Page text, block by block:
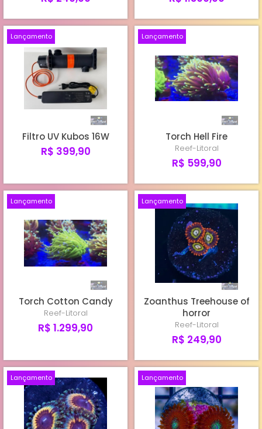
Lançamento
Filtro UV Kubos 16W
R$ 399,90
Lançamento
Torch Hell Fire
Reef-Litoral
R$ 599,90
Lançamento
Torch Cotton Candy
Reef-Litoral
R$ 1.299,90
Lançamento
Zoanthus Treehouse of
horror
Reef-Litoral
R$ 249,90
Lançamento Lançamento